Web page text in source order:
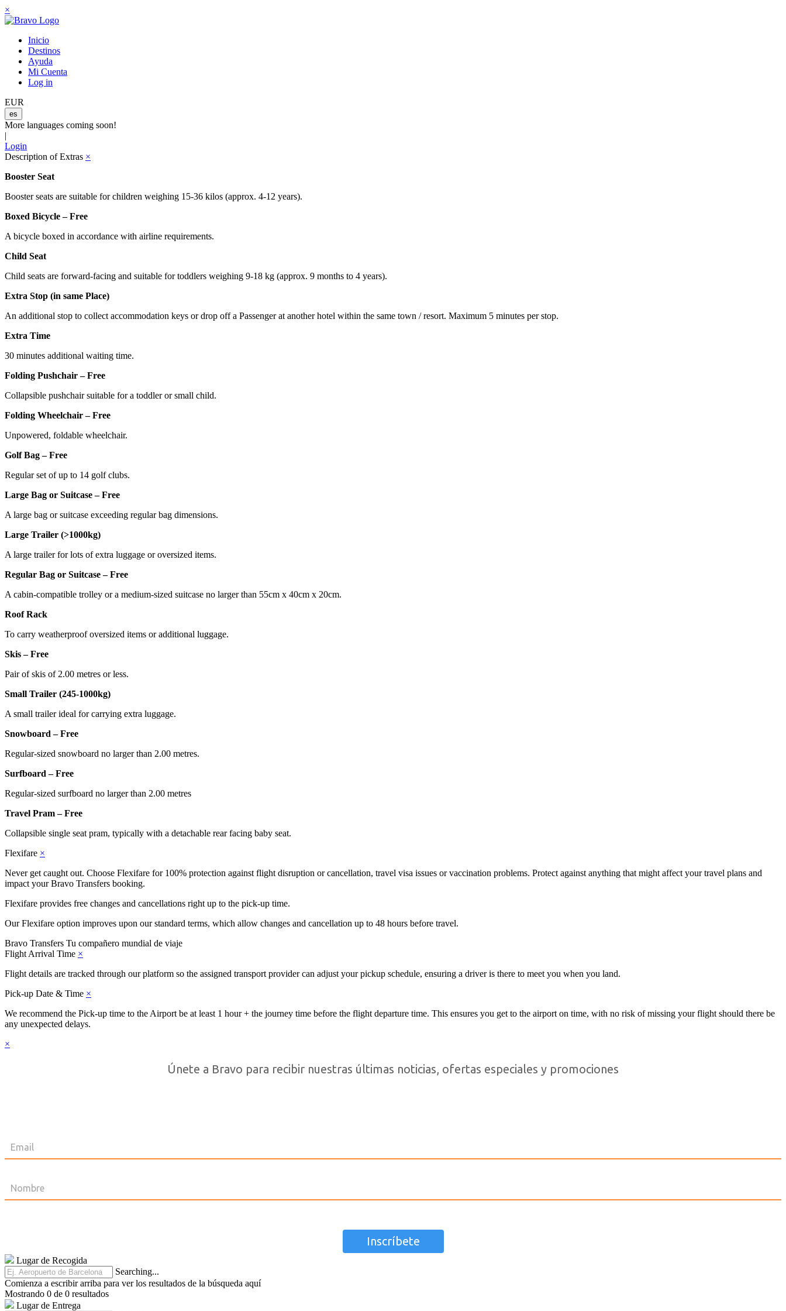
×
Inicio
Destinos
Ayuda
Mi Cuenta
Log in
EUR
es
More languages coming soon!
|
Login
Description of Extras ×
Booster Seat
Booster seats are suitable for children weighing 15-36 kilos (approx. 4-12 years).
Boxed Bicycle – Free
A bicycle boxed in accordance with airline requirements.
Child Seat
Child seats are forward-facing and suitable for toddlers weighing 9-18 kg (approx. 9 months to 4 years).
Extra Stop (in same Place)
An additional stop to collect accommodation keys or drop off a Passenger at another hotel within the same town / resort. Maximum 5 minutes per stop.
Extra Time
30 minutes additional waiting time.
Folding Pushchair – Free
Collapsible pushchair suitable for a toddler or small child.
Folding Wheelchair – Free
Unpowered, foldable wheelchair.
Golf Bag – Free
Regular set of up to 14 golf clubs.
Large Bag or Suitcase – Free
A large bag or suitcase exceeding regular bag dimensions.
Large Trailer (>1000kg)
A large trailer for lots of extra luggage or oversized items.
Regular Bag or Suitcase – Free
A cabin-compatible trolley or a medium-sized suitcase no larger than 55cm x 40cm x 20cm.
Roof Rack
To carry weatherproof oversized items or additional luggage.
Skis – Free
Pair of skis of 2.00 metres or less.
Small Trailer (245-1000kg)
A small trailer ideal for carrying extra luggage.
Snowboard – Free
Regular-sized snowboard no larger than 2.00 metres.
Surfboard – Free
Regular-sized surfboard no larger than 2.00 metres
Travel Pram – Free
Collapsible single seat pram, typically with a detachable rear facing baby seat.
Flexifare ×
Never get caught out. Choose Flexifare for 100% protection against flight disruption or cancellation, travel visa issues or vaccination problems. Protect against anything that might affect your travel plans and
impact your Bravo Transfers booking.
Flexifare provides free changes and cancellations right up to the pick-up time.
Our Flexifare option improves upon our standard terms, which allow changes and cancellation up to 48 hours before travel.
Bravo Transfers Tu compañero mundial de viaje
Flight Arrival Time ×
Flight details are tracked through our platform so the assigned transport provider can adjust your pickup schedule, ensuring a driver is there to meet you when you land.
Pick-up Date & Time ×
We recommend the Pick-up time to the Airport be at least 1 hour + the journey time before the flight departure time. This ensures you get to the airport on time, with no risk of missing your flight should there be
any unexpected delays.
×
Únete a Bravo para recibir nuestras últimas noticias, ofertas especiales y promociones
Lugar de Recogida
Searching...
Comienza a escribir arriba para ver los resultados de la búsqueda aquí
Mostrando 0 de 0 resultados
Lugar de Entrega